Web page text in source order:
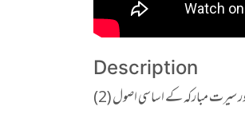
Description
سیرت مبارکہ کے اساسی اصول (2)